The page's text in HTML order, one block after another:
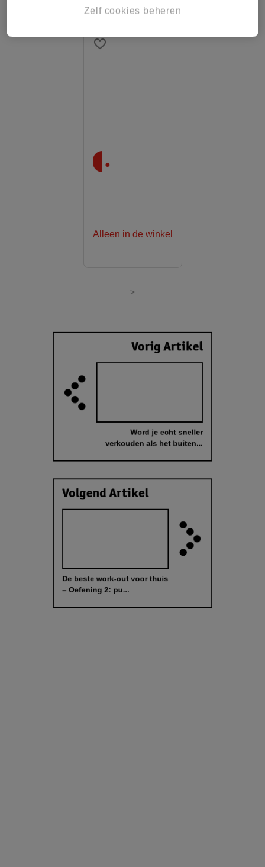
.
Alleen in de winkel
>
Vorig Artikel
Word je echt sneller
verkouden als het buiten...
Volgend Artikel
De beste work-out voor thuis
– Oefening 2: pu...
Zelf cookies beheren